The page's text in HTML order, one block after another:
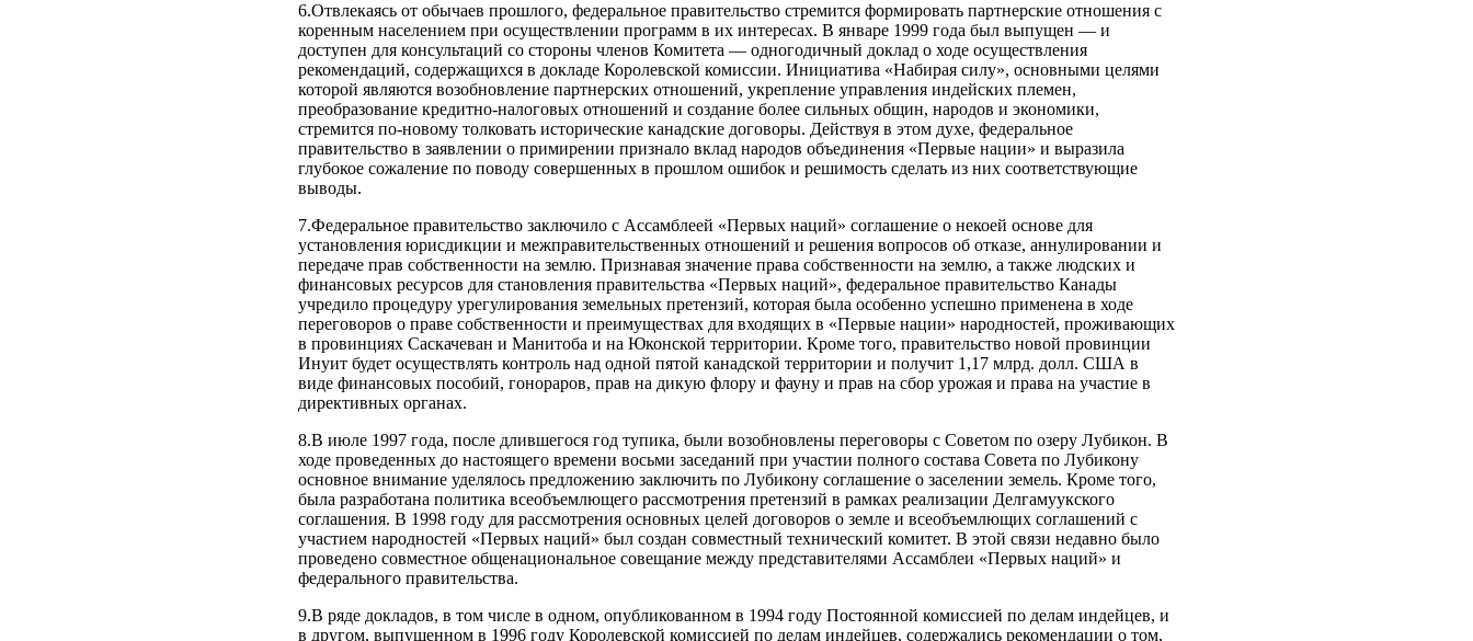
6.Отвлекаясь от обычаев прошлого, федеральное правительство стремится формировать партнерские отношения с
коренным населением при осуществлении программ в их интересах. В январе 1999 года был выпущен — и
доступен для консультаций со стороны членов Комитета — одногодичный доклад о ходе осуществления
рекомендаций, содержащихся в докладе Королевской комиссии. Инициатива «Набирая силу», основными целями
которой являются возобновление партнерских отношений, укрепление управления индейских племен,
преобразование кредитно-налоговых отношений и создание более сильных общин, народов и экономики,
стремится по‑новому толковать исторические канадские договоры. Действуя в этом духе, федеральное
правительство в заявлении о примирении признало вклад народов объединения «Первые нации» и выразила
глубокое сожаление по поводу совершенных в прошлом ошибок и решимость сделать из них соответствующие
выводы.
7.Федеральное правительство заключило с Ассамблеей «Первых наций» соглашение о некоей основе для
установления юрисдикции и межправительственных отношений и решения вопросов об отказе, аннулировании и
передаче прав собственности на землю. Признавая значение права собственности на землю, а также людских и
финансовых ресурсов для становления правительства «Первых наций», федеральное правительство Канады
учредило процедуру урегулирования земельных претензий, которая была особенно успешно применена в ходе
переговоров о праве собственности и преимуществах для входящих в «Первые нации» народностей, проживающих
в провинциях Саскачеван и Манитоба и на Юконской территории. Кроме того, правительство новой провинции
Инуит будет осуществлять контроль над одной пятой канадской территории и получит 1,17 млрд. долл. США в
виде финансовых пособий, гонораров, прав на дикую флору и фауну и прав на сбор урожая и права на участие в
директивных органах.
8.В июле 1997 года, после длившегося год тупика, были возобновлены переговоры с Советом по озеру Лубикон. В
ходе проведенных до настоящего времени восьми заседаний при участии полного состава Совета по Лубикону
основное внимание уделялось предложению заключить по Лубикону соглашение о заселении земель. Кроме того,
была разработана политика всеобъемлющего рассмотрения претензий в рамках реализации Делгамуукского
соглашения. В 1998 году для рассмотрения основных целей договоров о земле и всеобъемлющих соглашений с
участием народностей «Первых наций» был создан совместный технический комитет. В этой связи недавно было
проведено совместное общенациональное совещание между представителями Ассамблеи «Первых наций» и
федерального правительства.
9.В ряде докладов, в том числе в одном, опубликованном в 1994 году Постоянной комиссией по делам индейцев, и
в другом, выпущенном в 1996 году Королевской комиссией по делам индейцев, содержались рекомендации о том,